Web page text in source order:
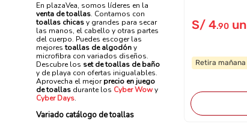
En plazaVea, somos líderes en la
venta de toallas. Contamos con
toallas chicasy grandes para secar
las manos, el cabello y otras partes
del cuerpo. Puedes escoger las
mejorestoallas de algodóny
microfibra con variados diseños.
Descubre los set de toallas de baño
y de playa con ofertas inigualables.
Aprovecha el mejorprecio en juego
de toallas durante los Cyber Wowy
Cyber Days.
Variado catálogo de toallas
S/4.90 un
Retira mañana